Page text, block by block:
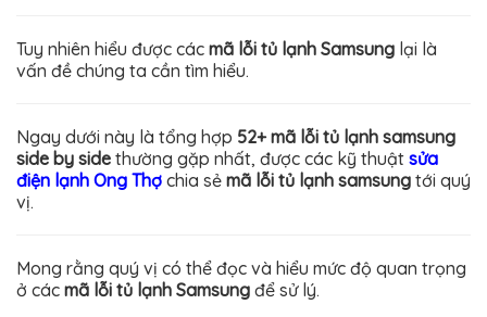
Tuy nhiên hiểu được các mã lỗi tủ lạnh Samsung lại là
vấn đề chúng ta cần tìm hiểu.
Ngay dưới này là tổng hợp 52+ mã lỗi tủ lạnh samsung
side by side thường gặp nhất, được các kỹ thuật sửa
điện lạnh Ong Thợ chia sẻ mã lỗi tủ lạnh samsung tới quý
vị.
Mong rằng quý vị có thể đọc và hiểu mức độ quan trọng
ở các mã lỗi tủ lạnh Samsung để sử lý.